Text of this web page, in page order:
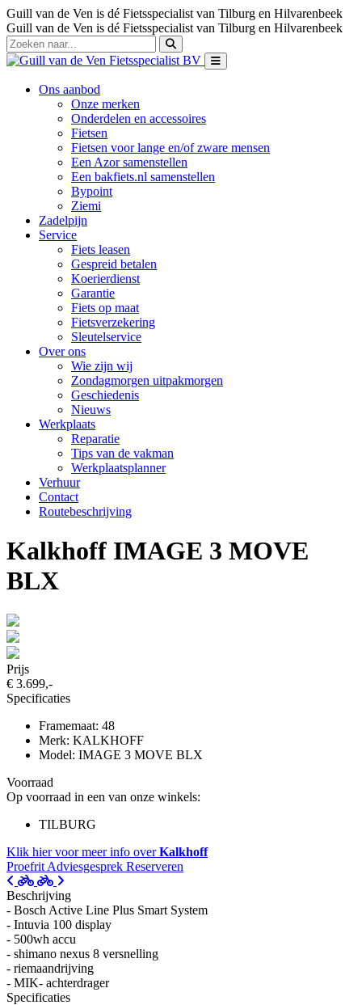
Guill van de Ven is dé Fietsspecialist van Tilburg en Hilvarenbeek
Guill van de Ven is dé Fietsspecialist van Tilburg en Hilvarenbeek
Ons aanbod
Onze merken
Onderdelen en accessoires
Fietsen
Fietsen voor lange en/of zware mensen
Een Azor samenstellen
Een bakfiets.nl samenstellen
Bypoint
Ziemi
Zadelpijn
Service
Fiets leasen
Gespreid betalen
Koerierdienst
Garantie
Fiets op maat
Fietsverzekering
Sleutelservice
Over ons
Wie zijn wij
Zondagmorgen uitpakmorgen
Geschiedenis
Nieuws
Werkplaats
Reparatie
Tips van de vakman
Werkplaatsplanner
Verhuur
Contact
Routebeschrijving
Kalkhoff IMAGE 3 MOVE
BLX
Prijs
€ 3.699,-
Specificaties
Framemaat: 48
Merk: KALKHOFF
Model: IMAGE 3 MOVE BLX
Voorraad
Op voorraad in een van onze winkels:
TILBURG
Klik hier voor meer info overKalkhoff
Proefrit Adviesgesprek Reserveren
Beschrijving
- Bosch Active Line Plus Smart System
- Intuvia 100 display
- 500wh accu
- shimano nexus 8 versnelling
- riemaandrijving
- MIK- achterdrager
Specificaties